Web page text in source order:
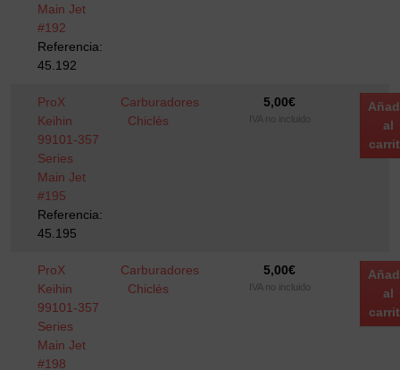
Main Jet
#192
Referencia:
45.192
ProX
Keihin
99101-357
Series
Main Jet
#195
Referencia:
45.195
Carburadores
Chiclés
5,00€
IVA no incluido
al
ProX
Keihin
99101-357
Series
Main Jet
#198
Carburadores
Chiclés
5,00€
IVA no incluido
al